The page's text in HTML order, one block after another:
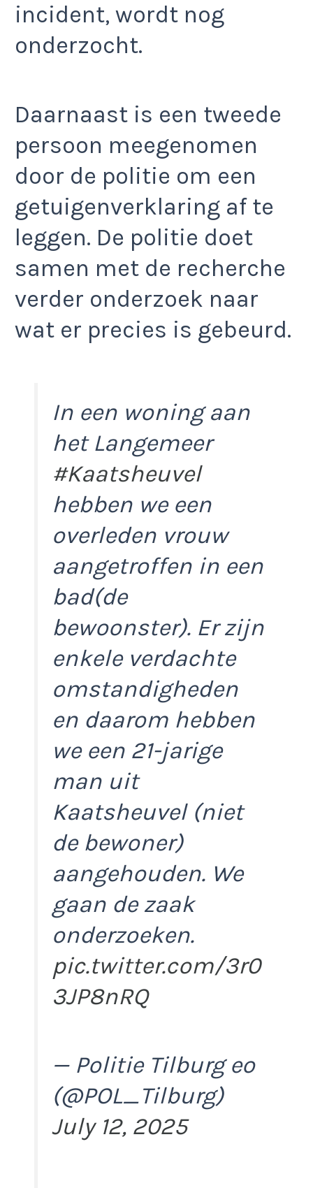
incident, wordt nog
onderzocht.
Daarnaast is een tweede
persoon meegenomen
door de politie om een
getuigenverklaring af te
leggen. De politie doet
samen met de recherche
verder onderzoek naar
wat er precies is gebeurd.
In een woning aan
het Langemeer
#Kaatsheuvel
hebben we een
overleden vrouw
aangetroffen in een
bad(de
bewoonster). Er zijn
enkele verdachte
omstandigheden
en daarom hebben
we een 21-jarige
man uit
Kaatsheuvel (niet
de bewoner)
aangehouden. We
gaan de zaak
onderzoeken.
pic.twitter.com/3r0
3JP8nRQ
— Politie Tilburg eo
(@POL_Tilburg)
July 12, 2025